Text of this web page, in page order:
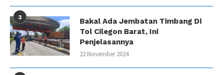
3
Bakal Ada Jembatan Timbang Di
Tol Cilegon Barat, Ini
Penjelasannya
22 November 2024